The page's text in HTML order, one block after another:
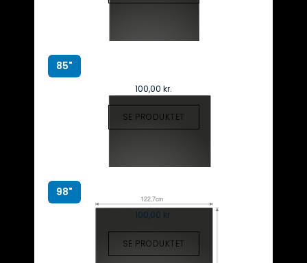
85"
100,00 kr.
SE PRODUKTET
98"
100,00 kr.
SE PRODUKTET